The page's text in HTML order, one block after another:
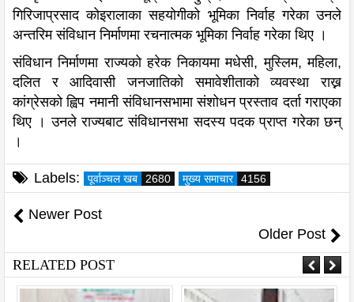
गिरिजाप्रसाद कोइरालाका सहयोगीको भूमिका निर्वाह गरेका उनले
अन्तरिम संविधान निर्माणमा रचनात्मक भूमिका निर्वाह गरेका थिए ।
संविधान निर्माणमा राज्यको हरेक निकायमा मधेसी, मुस्लिम, महिला,
दलित र आदिवासी जनजातिको समावेशीताको व्यवस्था राख्न
कांग्रेसको ह्विप नमानी संविधानसभामा संशोधन प्रस्ताव दर्ता गराएका
थिए । उनले राज्यबाट संविधानसभा सदस्य पदक प्राप्त गरेका छन्
।
Labels: पूर्वाञ्चल खब 2680 मुख्य समाचार 4156
Newer Post
Older Post
RELATED POST